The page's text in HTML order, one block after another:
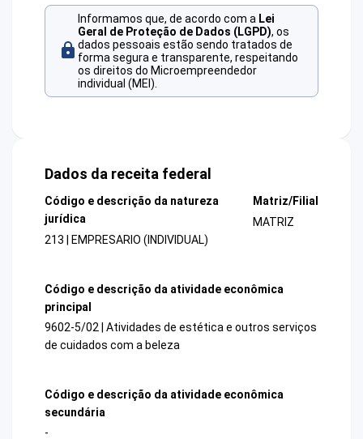
Informamos que, de acordo com a Lei
Geral de Proteção de Dados (LGPD), os
dados pessoais estão sendo tratados de
forma segura e transparente, respeitando
os direitos do Microempreendedor
individual (MEI).
Dados da receita federal
Código e descrição da natureza
jurídica
213 | EMPRESARIO (INDIVIDUAL)
Matriz/Filial
MATRIZ
Código e descrição da atividade econômica
principal
9602-5/02 | Atividades de estética e outros serviços
de cuidados com a beleza
Código e descrição da atividade econômica
secundária
-